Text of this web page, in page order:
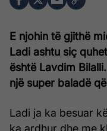
E njohin të gjithë
Ladi ashtu siç
është Lavdim
një super baladë
Ladi ja ka besuar
ka ardhur dhe me